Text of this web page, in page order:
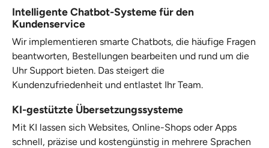
Intelligente Chatbot-Systeme für den
Kundenservice
Wir implementieren smarte Chatbots, die häufige Fragen
beantworten, Bestellungen bearbeiten und rund um die
Uhr Support bieten. Das steigert die
Kundenzufriedenheit und entlastet Ihr Team.
KI-gestützte Übersetzungssysteme
Mit KI lassen sich Websites, Online-Shops oder Apps
schnell, präzise und kostengünstig in mehrere Sprachen